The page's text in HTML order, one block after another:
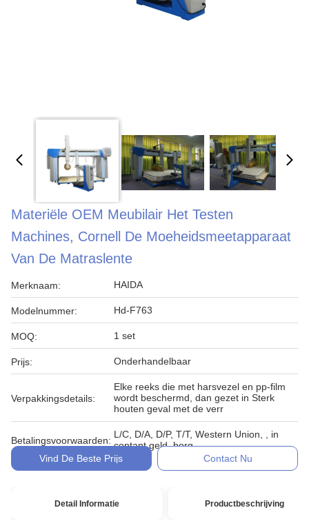
Materiële OEM Meubilair Het Testen
Machines, Cornell De Moeheidsmeetapparaat
Van De Matraslente
Merknaam: HAIDA
Modelnummer: Hd-F763
MOQ: 1 set
Prijs: Onderhandelbaar
Verpakkingsdetails:
Elke reeks die met harsvezel en pp-film
wordt beschermd, dan gezet in Sterk
houten geval met de verr
Betalingsvoorwaarden:
L/C, D/A, D/P, T/T, Western Union, , in
contant geld, borg
Vind De Beste Prijs
Contact Nu
Detail Informatie Productbeschrijving